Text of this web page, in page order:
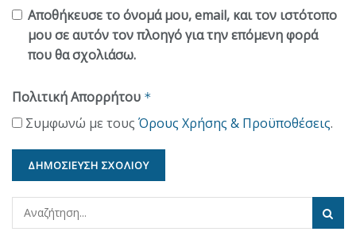
Αποθήκευσε το όνομά μου, email, και τον ιστότοπο
μου σε αυτόν τον πλοηγό για την επόμενη φορά
που θα σχολιάσω.
Πολιτική Απορρήτου *
Συμφωνώ με τους Όρους Χρήσης & Προϋποθέσεις.